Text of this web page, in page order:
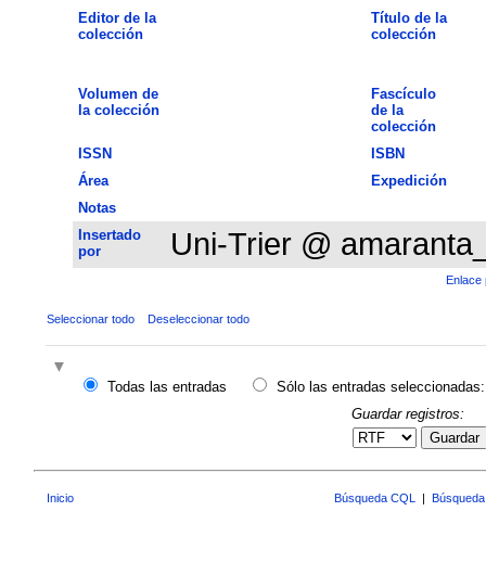
Editor de la
colección
Título de la
colección
Volumen de
la colección
Fascículo
de la
colección
ISSN
ISBN
Área
Expedición
Notas
Insertado
por
Uni-Trier @
Enlace
Seleccionar todo Deseleccionar todo
Todas las entradas
Sólo las entradas seleccionadas:
Guardar registros:
Guardar
Inicio Búsqueda CQL